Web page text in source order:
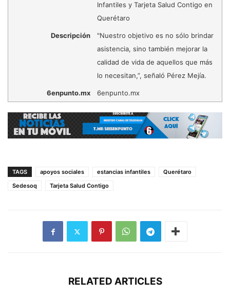
Infantiles y Tarjeta Salud Contigo en
Querétaro
Descripción
"Nuestro objetivo es no sólo brindar
asistencia, sino también mejorar la
calidad de vida de aquellos que más
lo necesitan,”, señaló Pérez Mejía.
6enpunto.mx 6enpunto.mx
TAGS apoyos sociales estancias infantiles
Querétaro
Sedesoq
Tarjeta Salud Contigo
RELATED ARTICLES